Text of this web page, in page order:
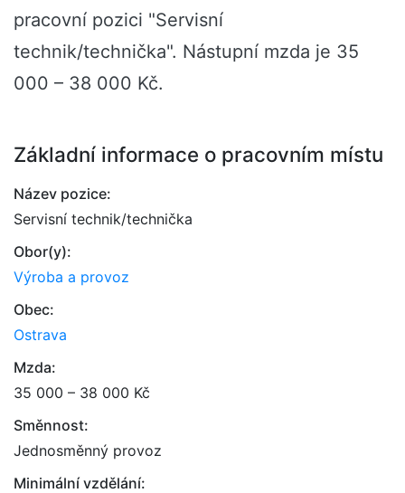
pracovní pozici "Servisní
technik/technička". Nástupní mzda je 35
000 – 38 000 Kč.
Základní informace o pracovním místu
Název pozice:
Servisní technik/technička
Obor(y):
Výroba a provoz
Obec:
Ostrava
Mzda:
35 000 – 38 000 Kč
Směnnost:
Jednosměnný provoz
Minimální vzdělání: